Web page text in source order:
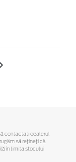
contactaţi dealerul
să reţineţi că
în limita stocului